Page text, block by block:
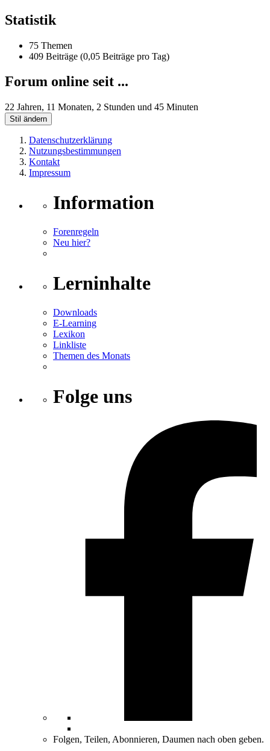
Statistik
75 Themen
409 Beiträge (0,05 Beiträge pro Tag)
Forum online seit ...
22 Jahren, 11 Monaten, 2 Stunden und 45 Minuten
Stil ändern
Datenschutzerklärung
Nutzungsbestimmungen
Kontakt
Impressum
Information
Forenregeln
Neu hier?
Lerninhalte
Downloads
E-Learning
Lexikon
Linkliste
Themen des Monats
Folge uns
Folgen, Teilen, Abonnieren, Daumen nach oben geben.